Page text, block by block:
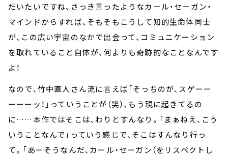
だいたいですね、さっき言ったようなカール・セーガン・
マインドからすれば、そもそもこうして知的生命体同士
が、この広い宇宙のなかで出会って、コミュニケーション
を取れていること自体が、何よりも奇跡的なことなんです
よ！
なので、竹中直人さん流に言えば「そっちのが、スゲーー
ーーーッ！」っていうことが（笑）、もう現に起きてるの
に……本作ではそこは、わりとすんなり。「まぁねえ、こう
いうことなんで」っていう感じで、そこはすんなり行っ
て。「あーそうなんだ、カール・セーガン（をリスペクトし